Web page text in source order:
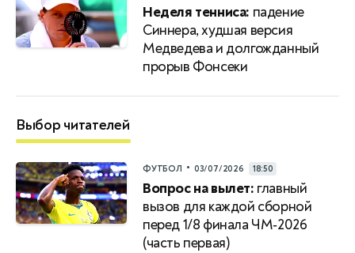
Неделя тенниса: падение
Синнера, худшая версия
Медведева и долгожданный
прорыв Фонсеки
Выбор читателей
ФУТБОЛ • 03/07/2026 18:50
Вопрос на вылет: главный
вызов для каждой сборной
перед 1/8 финала ЧМ‑2026
(часть первая)